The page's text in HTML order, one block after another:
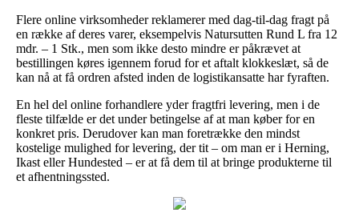
Flere online virksomheder reklamerer med dag-til-dag fragt på
en række af deres varer, eksempelvis Natursutten Rund L fra 12
mdr. – 1 Stk., men som ikke desto mindre er påkrævet at
bestillingen køres igennem forud for et aftalt klokkeslæt, så de
kan nå at få ordren afsted inden de logistikansatte har fyraften.
En hel del online forhandlere yder fragtfri levering, men i de
fleste tilfælde er det under betingelse af at man køber for en
konkret pris. Derudover kan man foretrække den mindst
kostelige mulighed for levering, der tit – om man er i Herning,
Ikast eller Hundested – er at få dem til at bringe produkterne til
et afhentningssted.